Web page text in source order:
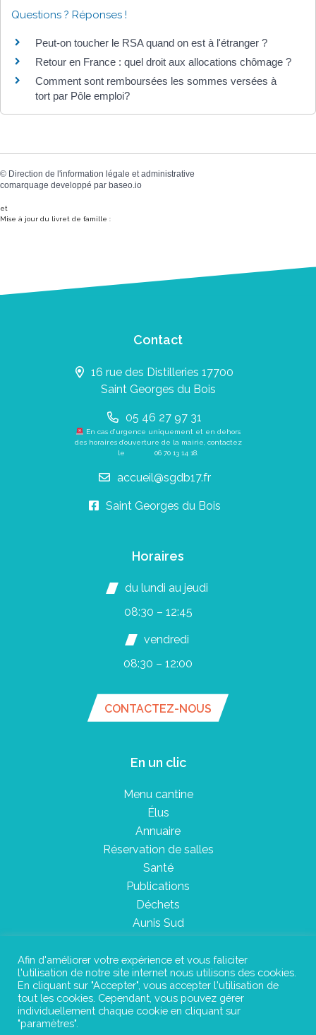
Questions ? Réponses !
Peut-on toucher le RSA quand on est à l'étranger ?
Retour en France : quel droit aux allocations chômage ?
Comment sont remboursées les sommes versées à
tort par Pôle emploi?
© Direction de l'information légale et administrative
comarquage developpé par baseo.io
et
Mise à jour du livret de famille :
Contact
16 rue des Distilleries 17700
Saint Georges du Bois
05 46 27 97 31
En cas d’urgence uniquement et en dehors
des horaires d’ouverture de la mairie, contactez
le 06 70 13 14 18
accueil@sgdb17.fr
Saint Georges du Bois
Horaires
du lundi au jeudi
08:30 – 12:45
vendredi
08:30 – 12:00
CONTACTEZ-NOUS
En un clic
Menu cantine
Élus
Annuaire
Réservation de salles
Santé
Publications
Déchets
Aunis Sud
Plan du site
Mentions légales
Afin d'améliorer votre expérience et vous faliciter
l'utilisation de notre site internet nous utilisons des cookies.
En cliquant sur "Accepter", vous accepter l'utilisation de
tout les cookies. Cependant, vous pouvez gérer
individuellement chaque cookie en cliquant sur
"paramètres".